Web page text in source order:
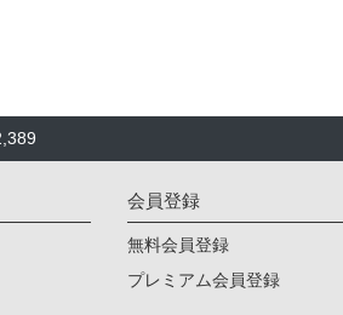
会員登録
無料会員登録
プレミアム会員登録